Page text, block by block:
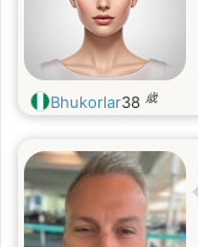
Bhukorlar38 歳